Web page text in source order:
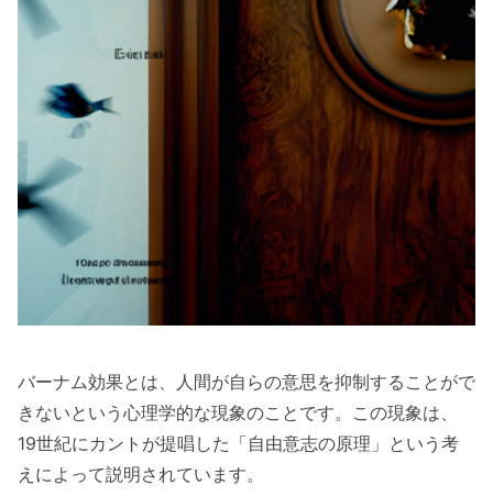
バーナム効果とは、人間が自らの意思を抑制することがで
きないという心理学的な現象のことです。この現象は、
19世紀にカントが提唱した「自由意志の原理」という考
えによって説明されています。